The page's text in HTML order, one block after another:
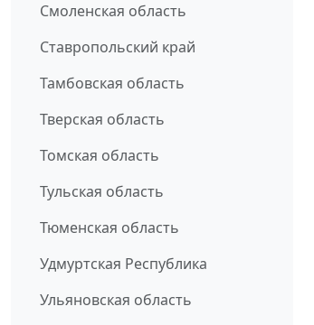
Смоленская область
Ставропольский край
Тамбовская область
Тверская область
Томская область
Тульская область
Тюменская область
Удмуртская Республика
Ульяновская область